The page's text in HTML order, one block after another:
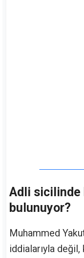
Adli sicilinde
bulunuyor?
Muhammed
iddialarıyla değil,